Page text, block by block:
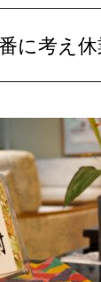
に考え